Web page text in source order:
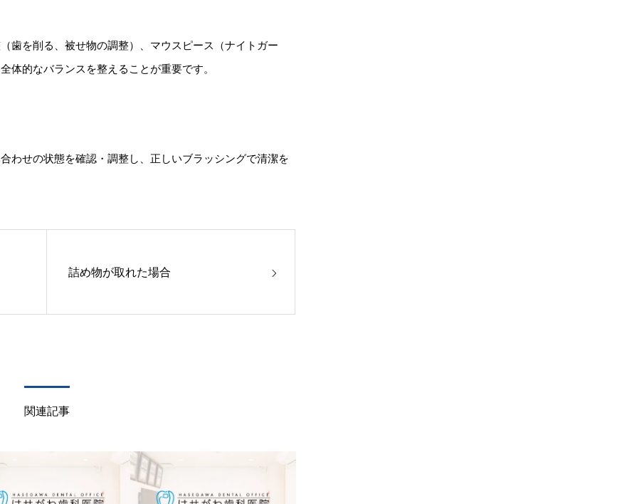
歯を削る、被せ物の調整）、マウスピース（ナイトガー
体的なバランスを整えることが重要です。
わせの状態を確認・調整し、正しいブラッシングで清潔を
詰め物が取れた場合
関連記事